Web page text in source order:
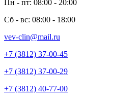
Пн - пт: 08:00 - 20:00
Сб - вс: 08:00 - 18:00
vev-clin@mail.ru
+7 (3812) 37-00-45
+7 (3812) 37-00-29
+7 (3812) 40-77-00